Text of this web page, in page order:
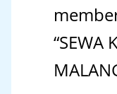
“SEWA